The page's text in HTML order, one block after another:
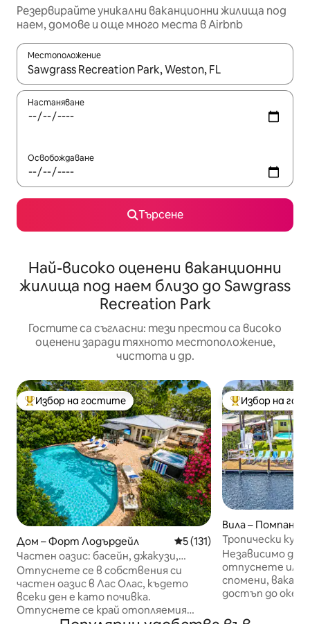
Резервирайте уникални ваканционни жилища под
наем, домове и още много места в Airbnb
Местоположение
Когато резултатите се покажат, използвайте
Настаняване
Освобождаване
Търсене
Най-високо оценени ваканционни
жилища под наем близо до Sawgrass
Recreation Park
Гостите са съгласни: тези престои са високо
оценени заради тяхното местоположение,
чистота и др.
Най-популярен избор на гостите
Избор на гостите
Дом – Форт Лодърдейл Средна оценка: 5 от 5,
5 (131)
Частен оазис: басейн, джакузи,
каяци, близо до плажа
Отпуснете се в собствения си
частен оазис в Лас Олас, където
всеки ден е като почивка.
Отпуснете се край отопляемия
Най-популярен
Избор на
Вила – Помпано-
Тропически
ПЛАЖ+HTD
лодка!
Независимо
отпуснете или
спомени,
достъп до
гребане и